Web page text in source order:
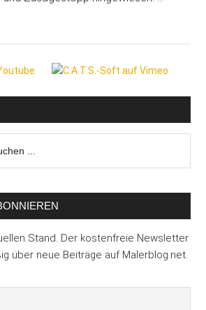
Stand. Der kostenfreie Newsletter
über neue Beiträge auf Malerblog.net.